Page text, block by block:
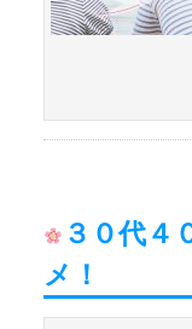
３０代
メ！